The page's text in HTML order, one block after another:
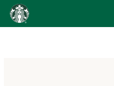
content
Go